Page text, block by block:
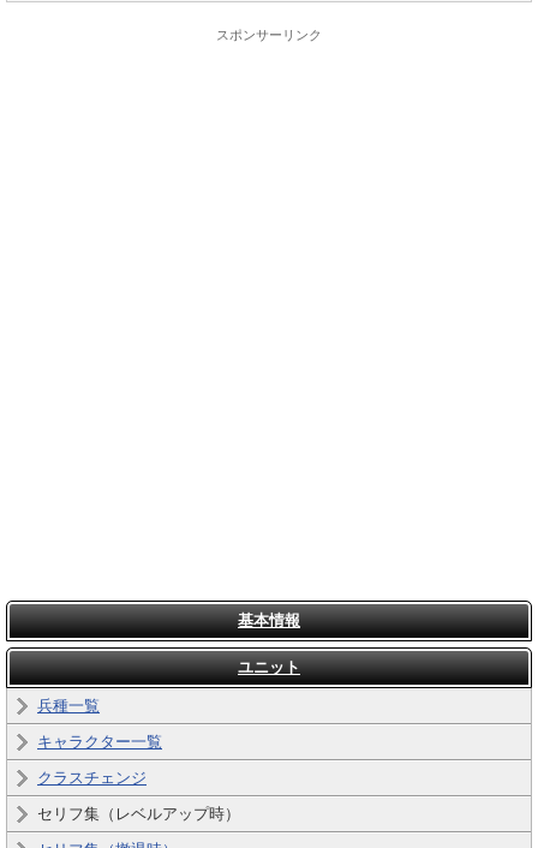
スポンサーリンク
基本情報
ユニット
兵種一覧
キャラクター一覧
クラスチェンジ
セリフ集（レベルアップ時）